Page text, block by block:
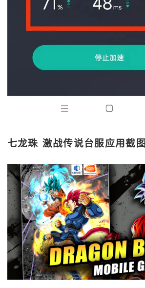
七龙珠 激战传说台服应用截图